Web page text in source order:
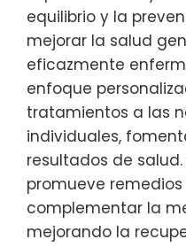
equilibrio y la
mejorar la salud
eficazmente
enfoque
tratamientos a las
individuales,
resultados de
promueve
complementar la
mejorando la